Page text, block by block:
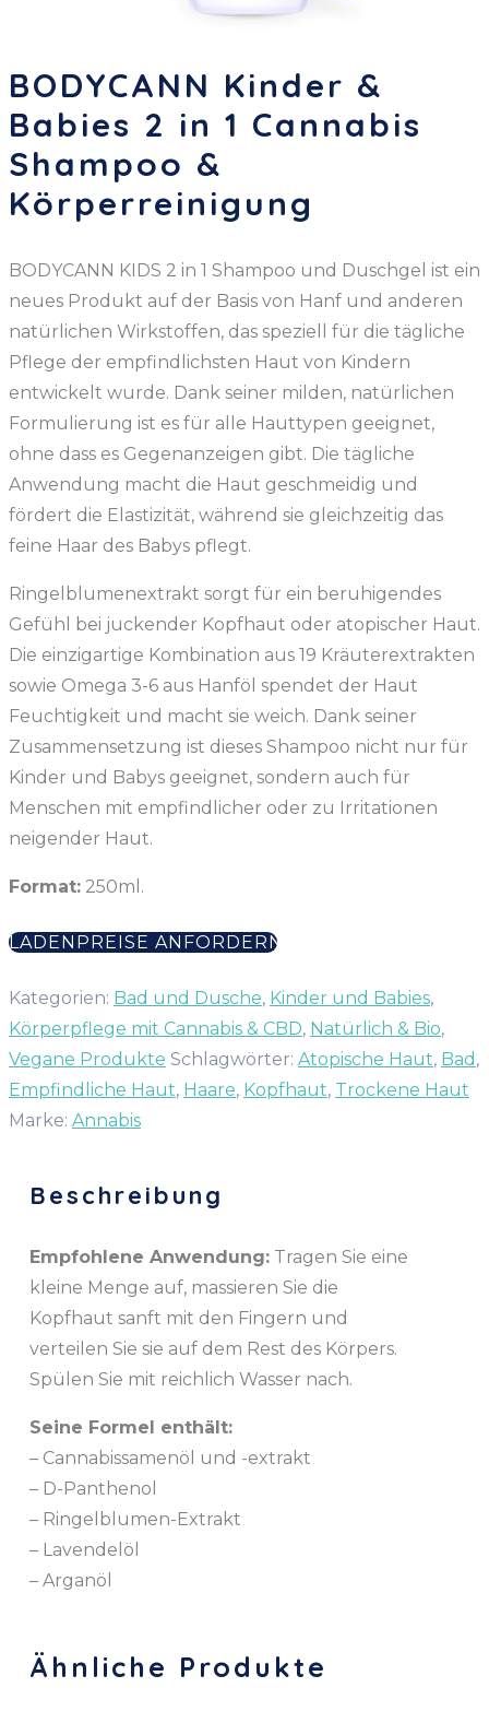
BODYCANN Kinder &
Babies 2 in 1 Cannabis
Shampoo &
Körperreinigung
BODYCANN KIDS 2 in 1 Shampoo und Duschgel ist ein
neues Produkt auf der Basis von Hanf und anderen
natürlichen Wirkstoffen, das speziell für die tägliche
Pflege der empfindlichsten Haut von Kindern
entwickelt wurde. Dank seiner milden, natürlichen
Formulierung ist es für alle Hauttypen geeignet,
ohne dass es Gegenanzeigen gibt. Die tägliche
Anwendung macht die Haut geschmeidig und
fördert die Elastizität, während sie gleichzeitig das
feine Haar des Babys pflegt.
Ringelblumenextrakt sorgt für ein beruhigendes
Gefühl bei juckender Kopfhaut oder atopischer Haut.
Die einzigartige Kombination aus 19 Kräuterextrakten
sowie Omega 3-6 aus Hanföl spendet der Haut
Feuchtigkeit und macht sie weich. Dank seiner
Zusammensetzung ist dieses Shampoo nicht nur für
Kinder und Babys geeignet, sondern auch für
Menschen mit empfindlicher oder zu Irritationen
neigender Haut.
Format: 250ml.
LADENPREISE ANFORDERN
Kategorien: Bad und Dusche, Kinder und Babies,
Körperpflege mit Cannabis & CBD, Natürlich & Bio,
Vegane Produkte Schlagwörter: Atopische Haut, Bad ,
Empfindliche Haut, Haare, Kopfhaut, Trockene Haut
Marke: Annabis
Beschreibung
Empfohlene Anwendung: Tragen Sie eine
kleine Menge auf, massieren Sie die
Kopfhaut sanft mit den Fingern und
verteilen Sie sie auf dem Rest des Körpers.
Spülen Sie mit reichlich Wasser nach.
Seine Formel enthält:
– Cannabissamenöl und -extrakt
– D-Panthenol
– Ringelblumen-Extrakt
– Lavendelöl
– Arganöl
Ähnliche Produkte